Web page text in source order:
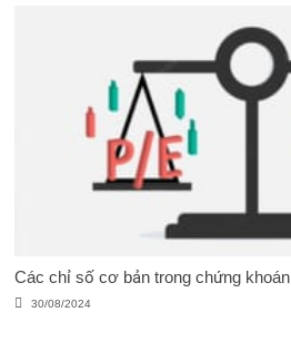
Các chỉ số cơ bản trong chứng khoán
30/08/2024